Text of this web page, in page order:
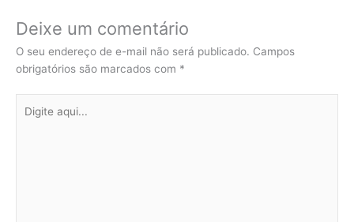
Deixe um comentário
O seu endereço de e-mail não será publicado. Campos
obrigatórios são marcados com *
aqui...